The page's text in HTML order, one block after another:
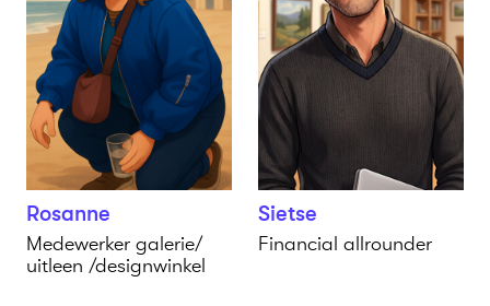
Rosanne
Medewerker galerie/
uitleen /designwinkel
Sietse
Financial allrounder